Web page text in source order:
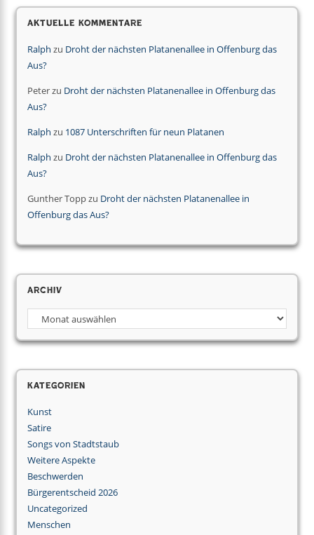
Aktuelle Kommentare
Ralph zu Droht der nächsten Platanenallee in Offenburg das
Aus?
Peterzu Droht der nächsten Platanenallee in Offenburg das
Aus?
Ralph zu 1087 Unterschriften für neun Platanen
Ralph zu Droht der nächsten Platanenallee in Offenburg das
Aus?
Gunther Toppzu Droht der nächsten Platanenallee in
Offenburg das Aus?
Archiv
Kategorien
Kunst
Satire
Songs von Stadtstaub
Weitere Aspekte
Beschwerden
Bürgerentscheid 2026
Uncategorized
Menschen